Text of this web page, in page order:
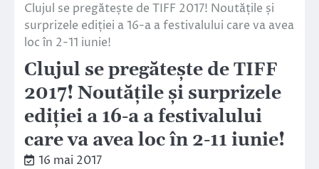
Clujul se pregătește de TIFF 2017! Noutățile și
surprizele ediției a 16-a a festivalului care va avea
loc în 2-11 iunie!
Clujul se pregătește de TIFF
2017! Noutățile și surprizele
ediției a 16-a a festivalului
care va avea loc în 2-11 iunie!
16 mai 2017